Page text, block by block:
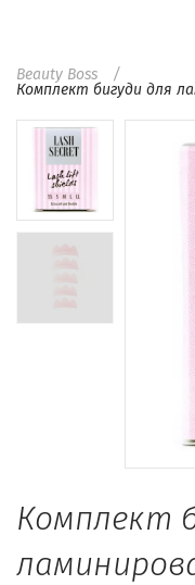
Beauty Boss
Комплект бигуди для
Комплект